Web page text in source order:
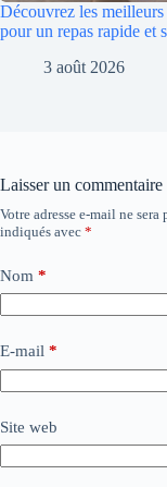
Découvrez les
pour un repas rapide et
3 août 2026
Laisser un commentaire
Votre adresse e-mail ne sera
indiqués avec *
Nom *
E-mail *
Site web